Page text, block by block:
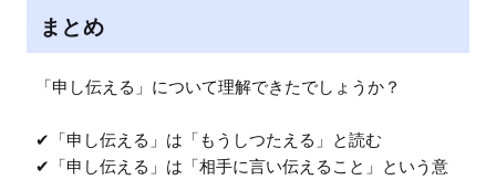
まとめ
「申し伝える」について理解できたでしょうか？
✔︎「申し伝える」は「もうしつたえる」と読む
✔︎「申し伝える」は「相手に言い伝えること」という意